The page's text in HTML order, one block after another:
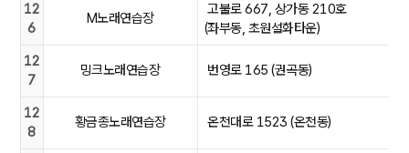
12
6
M노래연습장
고불로 667, 상가동 210호
(좌부동, 초원설화타운)
12
7
밍크노래연습장 번영로 165 (권곡동)
12
8
황금종노래연습장 온천대로 1523 (온천동)